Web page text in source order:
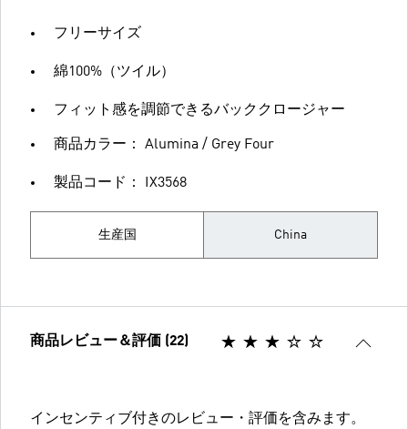
フリーサイズ
綿100%（ツイル）
フィット感を調節できるバッククロージャー
商品カラー： Alumina / Grey Four
製品コード： IX3568
生産国 China
商品レビュー＆評価 (22)
インセンティブ付きのレビュー・評価を含みます。